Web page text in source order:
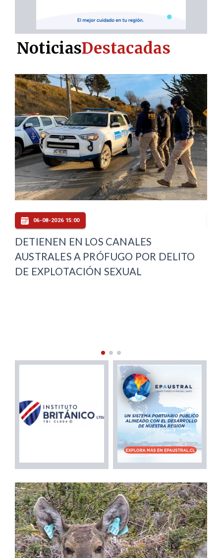
06-08-2026 15:00
DETIENEN EN LOS CANALES
AUSTRALES A PRÓFUGO POR DELITO
DE EXPLOTACIÓN SEXUAL
NoticiasDestacadas